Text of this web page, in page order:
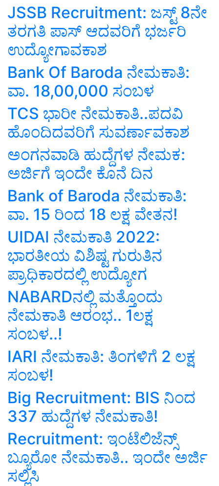
JSSB Recruitment: ಜಸ್ಟ್‌ 8ನೇ
ತರಗತಿ ಪಾಸ್ ಆದವರಿಗೆ ಭರ್ಜರಿ
ಉದ್ಯೋಗಾವಕಾಶ
Bank Of Baroda ನೇಮಕಾತಿ:
ವಾ. 18,00,000 ಸಂಬಳ
TCS ಭಾರೀ ನೇಮಕಾತಿ..ಪದವಿ
ಹೊಂದಿದವರಿಗೆ ಸುವರ್ಣಾವಕಾಶ
ಅಂಗನವಾಡಿ ಹುದ್ದೆಗಳ ನೇಮಕ:
ಅರ್ಜಿಗೆ ಇಂದೇ ಕೊನೆ ದಿನ
Bank of Baroda ನೇಮಕಾತಿ:
ವಾ. 15 ರಿಂದ 18 ಲಕ್ಷ ವೇತನ!
UIDAI ನೇಮಕಾತಿ 2022:
ಭಾರತೀಯ ವಿಶಿಷ್ಟ ಗುರುತಿನ
ಪ್ರಾಧಿಕಾರದಲ್ಲಿ ಉದ್ಯೋಗ
NABARDನಲ್ಲಿ ಮತ್ತೊಂದು
ನೇಮಕಾತಿ ಆರಂಭ.. 1ಲಕ್ಷ
ಸಂಬಳ..!
IARI ನೇಮಕಾತಿ: ತಿಂಗಳಿಗೆ 2 ಲಕ್ಷ
ಸಂಬಳ!
Big Recruitment: BIS ನಿಂದ
337 ಹುದ್ದೆಗಳ ನೇಮಕಾತಿ!
Recruitment: ಇಂಟೆಲಿಜೆನ್ಸ್
ಬ್ಯೂರೋ ನೇಮಕಾತಿ.. ಇಂದೇ ಅರ್ಜಿ
ಸಲ್ಲಿಸಿ